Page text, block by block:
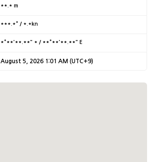
**.* m
***.*° / *.*kn
*°**'**.**" * / **°**'**.**" E
August 5, 2026 1:01 AM (UTC+9)